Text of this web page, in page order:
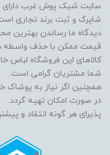
سایت شیک پوش غرب دارای
شاپرک و ثبت برند تجاری
دیدگاه ما رساندن بهترین
قیمت ممکن با حذف واسطه
کالاهای این فروشگاه لباس
شما مشتریان گرامی است.
همچنین اگر نیاز به پوشاک
در صورت امکان تهیه گردد.
پذیرای هر گونه انتقاد و